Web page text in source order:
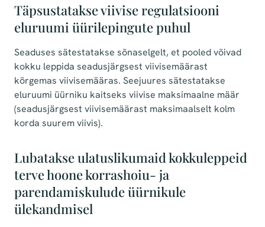
Täpsustatakse viivise regulatsiooni
eluruumi üürilepingute puhul
Seaduses sätestatakse sõnaselgelt, et pooled võivad
kokku leppida seadusjärgsest viivisemäärast
kõrgemas viivisemääras. Seejuures sätestatakse
eluruumi üürniku kaitseks viivise maksimaalne määr
(seadusjärgsest viivisemäärast maksimaalselt kolm
korda suurem viivis).
Lubatakse ulatuslikumaid kokkuleppeid
terve hoone korrashoiu- ja
parendamiskulude üürnikule
ülekandmisel